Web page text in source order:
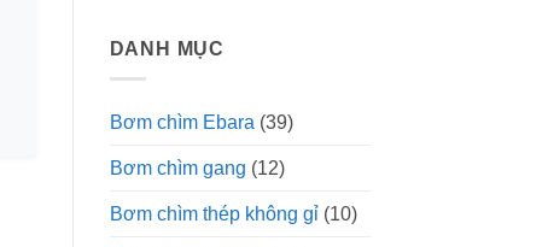
DANH MỤC
Bơm chìm Ebara (39)
Bơm chìm gang (12)
Bơm chìm thép không gỉ(10)